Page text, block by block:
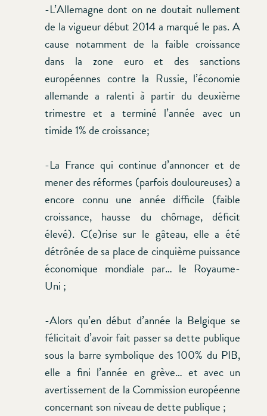
-L’Allemagne dont on ne doutait nullement
de la vigueur début 2014 a marqué le pas. A
cause notamment de la faible croissance
dans la zone euro et des sanctions
européennes contre la Russie, l’économie
allemande a ralenti à partir du deuxième
trimestre et a terminé l’année avec un
timide 1% de croissance;
-La France qui continue d’annoncer et de
mener des réformes (parfois douloureuses) a
encore connu une année difficile (faible
croissance, hausse du chômage, déficit
élevé). C(e)rise sur le gâteau, elle a été
détrônée de sa place de cinquième puissance
économique mondiale par… le Royaume-
Uni ;
-Alors qu’en début d’année la Belgique se
félicitait d’avoir fait passer sa dette publique
sous la barre symbolique des 100% du PIB,
elle a fini l’année en grève… et avec un
avertissement de la Commission européenne
concernant son niveau de dette publique ;